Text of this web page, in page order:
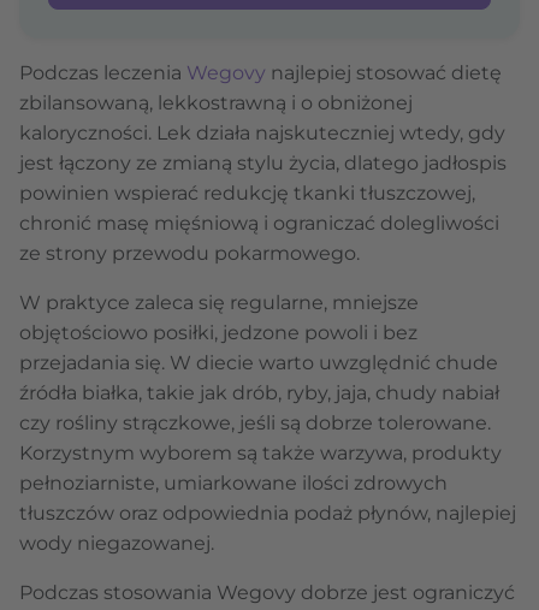
Podczas leczenia Wegovy najlepiej stosować dietę
zbilansowaną, lekkostrawną i o obniżonej
kaloryczności. Lek działa najskuteczniej wtedy, gdy
jest łączony ze zmianą stylu życia, dlatego jadłospis
powinien wspierać redukcję tkanki tłuszczowej,
chronić masę mięśniową i ograniczać dolegliwości
ze strony przewodu pokarmowego.
W praktyce zaleca się regularne, mniejsze
objętościowo posiłki, jedzone powoli i bez
przejadania się. W diecie warto uwzględnić chude
źródła białka, takie jak drób, ryby, jaja, chudy nabiał
czy rośliny strączkowe, jeśli są dobrze tolerowane.
Korzystnym wyborem są także warzywa, produkty
pełnoziarniste, umiarkowane ilości zdrowych
tłuszczów oraz odpowiednia podaż płynów, najlepiej
wody niegazowanej.
Podczas stosowania Wegovy dobrze jest ograniczyć